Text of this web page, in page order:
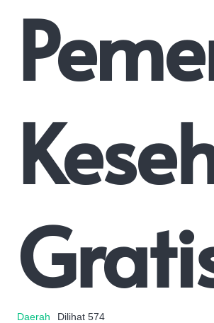
Daerah Dilihat 574